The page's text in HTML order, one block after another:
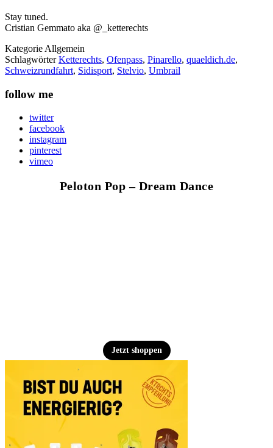
Stay tuned.
Cristian Gemmato aka @_ketterechts
Kategorie Allgemein
SchlagwörterKetterechts, Ofenpass, Pinarello, quaeldich.de,
Schweizrundfahrt, Sidisport, Stelvio, Umbrail
follow me
twitter
facebook
instagram
pinterest
vimeo
Peloton Pop – Dream Dance
Jetzt shoppen